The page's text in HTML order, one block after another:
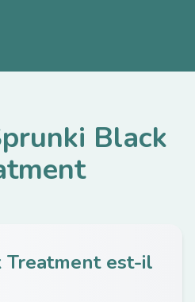
Black
Treatment est-il